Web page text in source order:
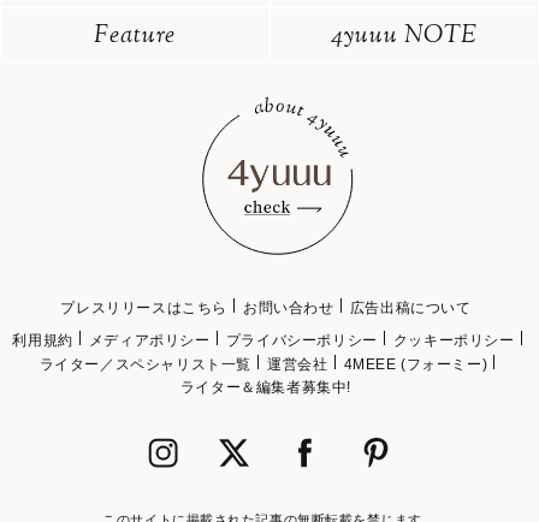
Feature
4yuuu NOTE
プレスリリースはこちら お問い合わせ
広告出稿について
利用規約
メディアポリシー プライバシーポリシー
クッキーポリシー
ライター／スペシャリスト一覧
運営会社
4MEEE (フォーミー)
ライター＆編集者募集中!